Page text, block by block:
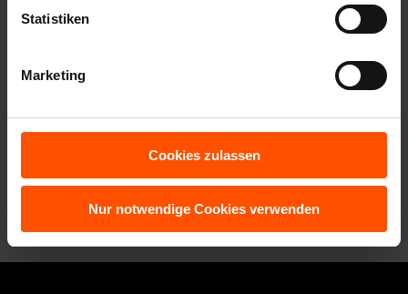
Statistiken
Marketing
Cookies zulassen
Nur notwendige Cookies verwenden
Alle Meldungen anzeigen